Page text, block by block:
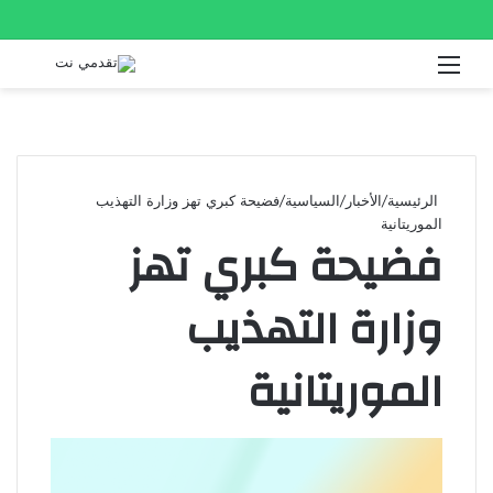
القائمة
الرئيسية/الأخبار/السياسية/فضيحة كبري تهز وزارة التهذيب
الموريتانية
فضيحة كبري تهز
وزارة التهذيب
الموريتانية